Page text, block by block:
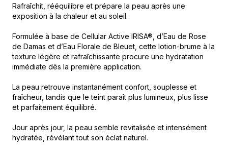
après
une
au
soleil
ou
avant
occasion
spéciale
pour
une
peau
Rafraîchit, rééquilibre et prépare la peau après une
exposition à la chaleur et au soleil.
Formulée à base de Cellular Active IRISA®, d’Eau de Rose
de Damas et d’Eau Florale de Bleuet, cette lotion-brume à la
texture légère et rafraîchissante procure une hydratation
immédiate dès la première application.
La peau retrouve instantanément confort, souplesse et
fraîcheur, tandis que le teint paraît plus lumineux, plus lisse
et parfaitement équilibré.
Jour après jour, la peau semble revitalisée et intensément
hydratée, révélant tout son éclat naturel.